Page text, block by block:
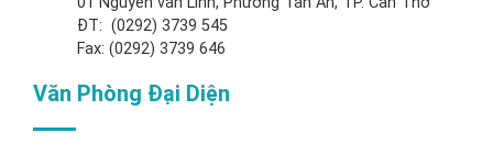
ĐT: (0292) 3739 545
Fax: (0292) 3739 646
Văn Phòng Đại Diện